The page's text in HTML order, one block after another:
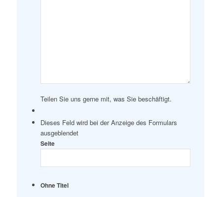
Teilen Sie uns gerne mit, was Sie beschäftigt.
Dieses Feld wird bei der Anzeige des Formulars
ausgeblendet
Seite
Ohne Titel